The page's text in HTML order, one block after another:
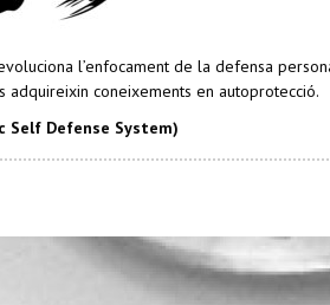
l’enfocament de la defensa
adquireixin coneixements en autoprotecció.
Self Defense System)